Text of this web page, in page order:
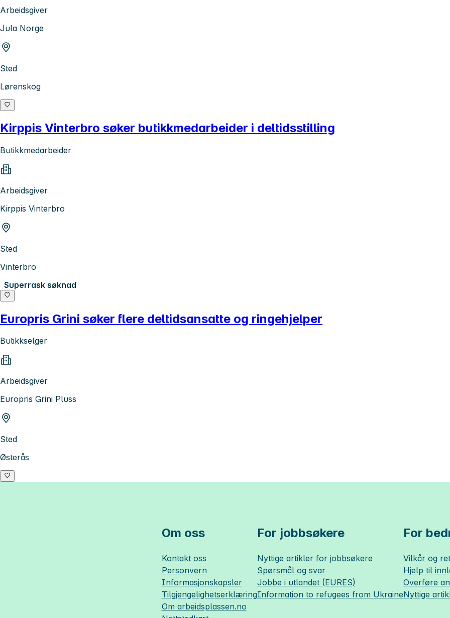
Arbeidsgiver
Jula Norge
Sted
Lørenskog
Kirppis Vinterbro søker butikkmedarbeider i deltidsstilling
Butikkmedarbeider
Arbeidsgiver
Kirppis Vinterbro
Sted
Vinterbro
Superrask søknad
Europris Grini søker flere deltidsansatte og ringehjelper
Butikkselger
Arbeidsgiver
Europris Grini Pluss
Sted
Østerås
Om oss
Kontakt oss
Personvern
Informasjonskapsler
Tilgjengelighetserklæring
Om arbeidsplassen.no
For jobbsøkere
Nyttige artikler for jobbsøkere
Spørsmål og svar
Jobbe i utlandet (EURES)
Information to refugees from Ukraine
For
Vilkår og
Hjelp til
Overføre
Nyttige